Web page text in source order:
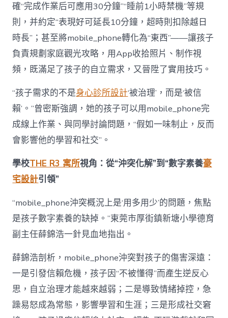
確“完成作業后可應用30分鐘”“睡前1小時禁機”等規
則，并約定“表現好可延長10分鐘，超時則扣除越日
時長”；甚至將mobile_phone轉化為“東西”——讓孩子
負責規劃家庭觀光攻略，用App收拾照片、制作視
頻，既滿足了孩子的自立需求，又晉陞了實用技巧。
“孩子需求的不是身心診所設計‘被治理’，而是‘被信
賴’。”曾密斯強調，她的孩子可以用mobile_phone完
成線上作業、與同學討論問題，“假如一味制止，反而
會影響他的學習和社交”。
學校THE R3 寓所視角：從“沖突化解”到“數字素養豪
宅設計引領”
“mobile_phone沖突概況上是‘用多用少’的問題，焦點
是孩子數字素養的缺掉。”東莞市厚街鎮新塘小學德育
副主任薛錦浩一針見血地指出。
薛錦浩剖析，mobile_phone沖突對孩子的傷害深遠：
一是引發信賴危機，孩子因“不被懂得”而產生逆反心
思，自立治理才能越來越弱；二是導致情緒掉控，急
躁易怒成為常態，影響學習和生涯；三是形成社交窘